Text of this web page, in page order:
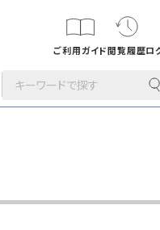
ご利用ガイド閲覧履歴ロ